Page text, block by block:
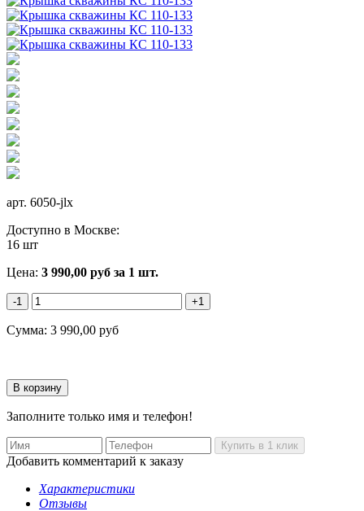
арт. 6050-jlx
Доступно в Москве:
16 шт
Цена: 3 990,00 руб за 1 шт.
-1 +1
Сумма: 3 990,00 руб
Заполните только имя и телефон!
Добавить комментарий к заказу
Характеристики
Отзывы